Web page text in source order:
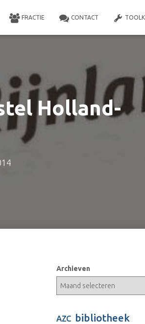
FRACTIE CONTACT
Holland-
Archieven
AZC bibliotheek